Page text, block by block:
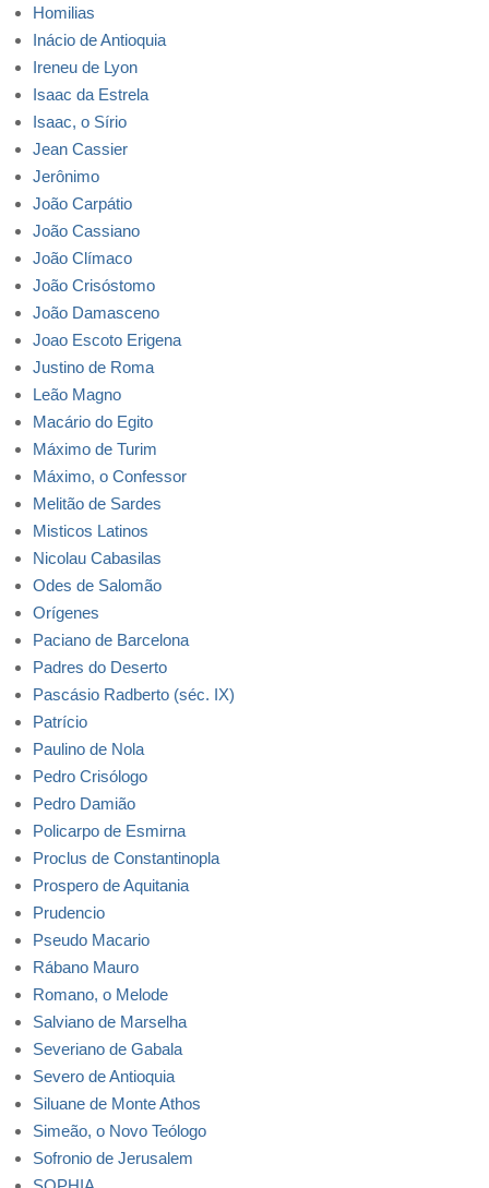
Homilias
Inácio de Antioquia
Ireneu de Lyon
Isaac da Estrela
Isaac, o Sírio
Jean Cassier
Jerônimo
João Carpátio
João Cassiano
João Clímaco
João Crisóstomo
João Damasceno
Joao Escoto Erigena
Justino de Roma
Leão Magno
Macário do Egito
Máximo de Turim
Máximo, o Confessor
Melitão de Sardes
Misticos Latinos
Nicolau Cabasilas
Odes de Salomão
Orígenes
Paciano de Barcelona
Padres do Deserto
Pascásio Radberto (séc. IX)
Patrício
Paulino de Nola
Pedro Crisólogo
Pedro Damião
Policarpo de Esmirna
Proclus de Constantinopla
Prospero de Aquitania
Prudencio
Pseudo Macario
Rábano Mauro
Romano, o Melode
Salviano de Marselha
Severiano de Gabala
Severo de Antioquia
Siluane de Monte Athos
Simeão, o Novo Teólogo
Sofronio de Jerusalem